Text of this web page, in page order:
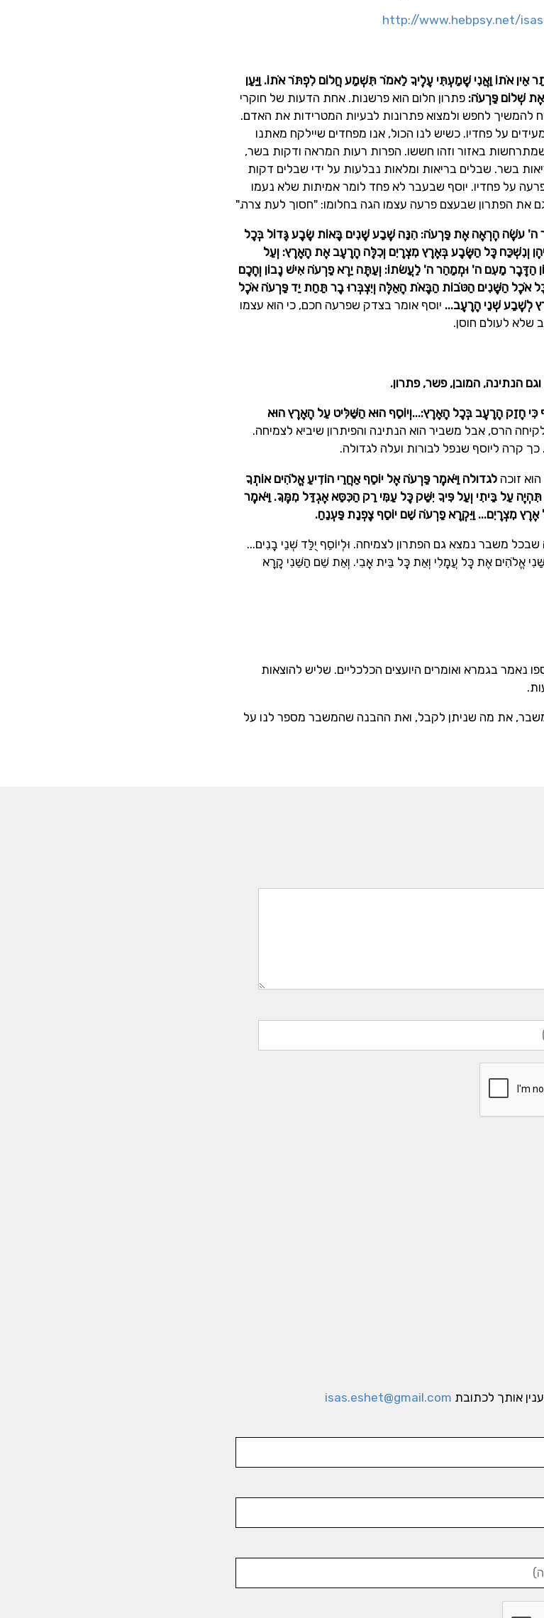
http://www.hebpsy.net/
אֵין אֹתוֹ וַאֲנִי שָׁמַעְתִּי עָלֶיךָ לֵאמֹר תִּשְׁמַע חֲלוֹם לִפְתֹּר אֹתוֹ. וַיַּעַן
שְׁלוֹם פַּרְעֹה: פתרון חלום הוא פרשנות. אחת הדעות של חוקרי
להמשיך לחפש ולמצוא פתרונות לבעיות המטרידות את האדם.
על פחדיו. כשיש לנו הכול, אנו מפחדים שיילקח מאתנו
באזור וזהו חששו. הפרות רעות המראה ודקות בשר,
בשר. שבלים בריאות ומלאות נבלעות על ידי שבלים דקות
על פחדיו. יוסף שבעבר לא פחד לומר אמיתות שלא נעמו
את הפתרון שבעצם פרעה עצמו הגה בחלומו: "חסוך לעת צרה."
ה' עֹשֶׂה הֶרְאָה אֶת פַּרְעֹה: הִנֵּה שֶׁבַע שָׁנִים בָּאוֹת שָׂבָע גָּדוֹל בְּכָל
וְנִשְׁכַּח כָּל הַשָּׂבָע בְּאֶרֶץ מִצְרָיִם וְכִלָּה הָרָעָב אֶת הָאָרֶץ: וְעַל
הַדָּבָר מֵעִם ה' וּמְמַהֵר ה' לַעֲשׂתוֹ: וְעַתָּה יֵרֶא פַרְעֹה אִישׁ נָבוֹן וְחָכָם
כָּל אֹכֶל הַשָּׁנִים הַטֹּבוֹת הַבָּאֹת הָאֵלֶּה וְיִצְבְּרוּ בָר תַּחַת יַד פַּרְעֹה אֹכֶל
לְשֶׁבַע שְׁנֵי הָרָעָב... יוסף אומר בצדק שפרעה חכם, כי הוא עצמו
שלא לעולם חוסן.
הנתינה, המובן, פשר, פתרון.
חָזַק הָרָעָב בְּכָל הָאָרֶץ:...וְיוֹסֵף הוּא הַשַּׁלִּיט עַל הָאָרֶץ הוּא
הרס, אבל משביר הוא הנתינה והפיתרון שיביא לצמיחה.
קרה ליוסף שנפל לבורות ועלה לגדולה.
זוכה לגדולה וַיֹּאמֶר פַּרְעֹה אֶל יוֹסֵף אַחֲרֵי הוֹדִיעַ אֱלֹהִים אוֹתְךָ
עַל בֵּיתִי וְעַל פִּיךָ יִשַּׁק כָּל עַמִּי רַק הַכִּסֵּא אֶגְדַּל מִמֶּךָּ. וַיֹּאמֶר
מִצְרָיִם... וַיִּקְרָא פַרְעֹה שֵׁם יוֹסֵף צָפְנַת פַּעְנֵחַ.
משבר נמצא גם הפתרון לצמיחה. וּלְיוֹסֵף יֻלַּד שְׁנֵי בָנִים...
אֱלֹהִים אֶת כָּל עֲמָלִי וְאֵת כָּל בֵּית אָבִי. וְאֵת שֵׁם הַשֵּׁנִי קָרָא
נאמר בגמרא ואומרים היועצים הכלכליים. שליש להוצאות
את מה שניתן לקבל, ואת ההבנה שהמשבר מספר לנו על
אותך לכתובת isas.eshet@gmail.com